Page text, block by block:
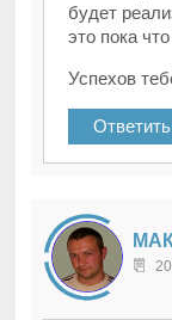
будет
это пока
Успехов
Ответить